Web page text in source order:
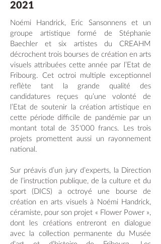
2021
Noémi Handrick, Eric Sansonnens et un
groupe artistique formé de Stéphanie
Baechler et six artistes du CREAHM
décrochent trois bourses de création en arts
visuels attribuées cette année par l’Etat de
Fribourg. Cet octroi multiple exceptionnel
reflète tant la grande qualité des
candidatures reçues qu’une volonté de
l’Etat de soutenir la création artistique en
cette période difficile de pandémie par un
montant total de 35'000 francs. Les trois
projets promettent aussi un rayonnement
national.
Sur préavis d’un jury d’experts, la Direction
de l’instruction publique, de la culture et du
sport (DICS) a octroyé une bourse de
création en arts visuels à Noémi Handrick,
céramiste, pour son projet « Flower Power »,
dont les créations entreront en dialogue
avec la collection permanente du Musée